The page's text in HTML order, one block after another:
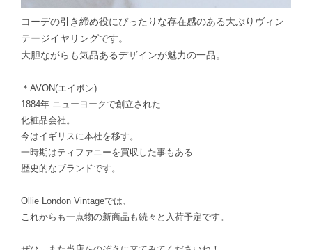
コーデの引き締め役にぴったりな存在感のある大ぶりヴィン
テージイヤリングです。
大胆ながらも気品あるデザインが魅力の一品。
＊AVON(エイボン)
1884年 ニューヨークで創立された
化粧品会社。
今はイギリスに本社を移す。
一時期はティファニーを買収した事もある
歴史的なブランドです。
Ollie London Vintageでは、
これからも一点物の新商品も続々と入荷予定です。